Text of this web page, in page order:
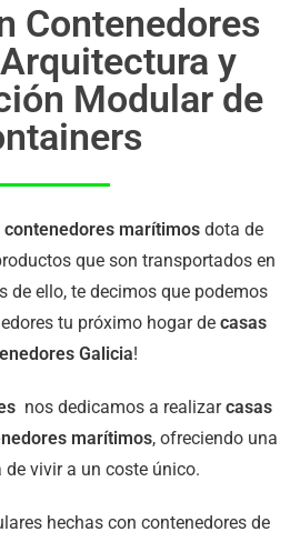
Contenedores
y
Modular de
contenedores marítimosdota de
que son transportados en
de ello, te decimos que podemos
tu próximo hogar de casas
Galicia!
nos dedicamos a realizarcasas
marítimos, ofreciendo una
de vivir a un coste único.
hechas con contenedores de